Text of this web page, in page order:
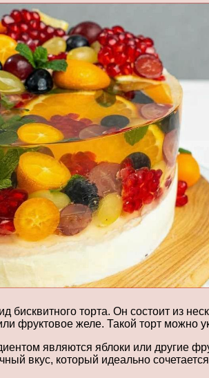
торта. Он состоит из
фруктовое желе. Такой торт можно
являются яблоки или другие
вкус, который идеально